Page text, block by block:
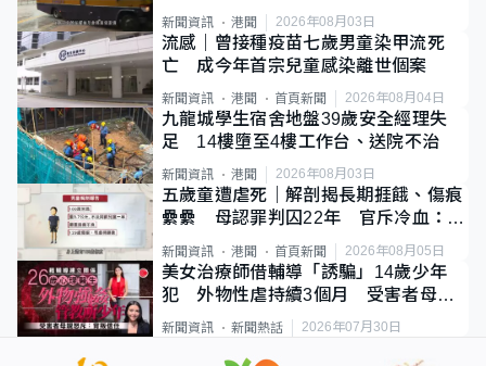
新聞資訊 港聞 2026年08月03日
流感｜曾接種疫苗七歲男童染甲流死
亡 成今年首宗兒童感染離世個案
新聞資訊 港聞 首頁新聞 2026年08月04日
九龍城學生宿舍地盤39歲安全經理失
足 14樓墮至4樓工作台、送院不治
新聞資訊 港聞 2026年08月03日
五歲童遭虐死｜解剖揭長期捱餓、傷痕
纍纍 母認罪判囚22年 官斥冷血：同
類案最惡劣
新聞資訊 港聞 首頁新聞 2026年08月05日
美女治療師借輔導「誘騙」14歲少年
犯 外物性虐持續3個月 受害者母：
要保護其他人
新聞資訊 新聞熱話 2026年07月30日